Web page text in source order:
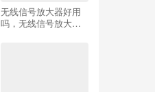
无线信号放大器好用
吗，无线信号放大器